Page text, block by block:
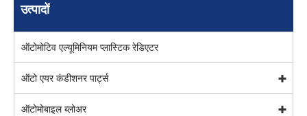
उत्पादों
ऑटोमोटिव एल्यूमिनियम प्लास्टिक रेडिएटर
ऑटो एयर कंडीशनर पार्ट्स
ऑटोमोबाइल ब्लोअर